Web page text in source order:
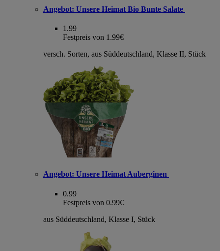
Angebot: Unsere Heimat Bio Bunte Salate
1.99
Festpreis von 1.99€
versch. Sorten, aus Süddeutschland, Klasse II, Stück
Angebot: Unsere Heimat Auberginen
0.99
Festpreis von 0.99€
aus Süddeutschland, Klasse I, Stück